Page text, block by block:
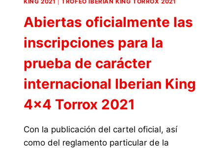
Abiertas oficialmente las
inscripciones para la
prueba de carácter
internacional Iberian King
4×4 Torrox 2021
Con la publicación del cartel oficial, así
como del reglamento particular de la